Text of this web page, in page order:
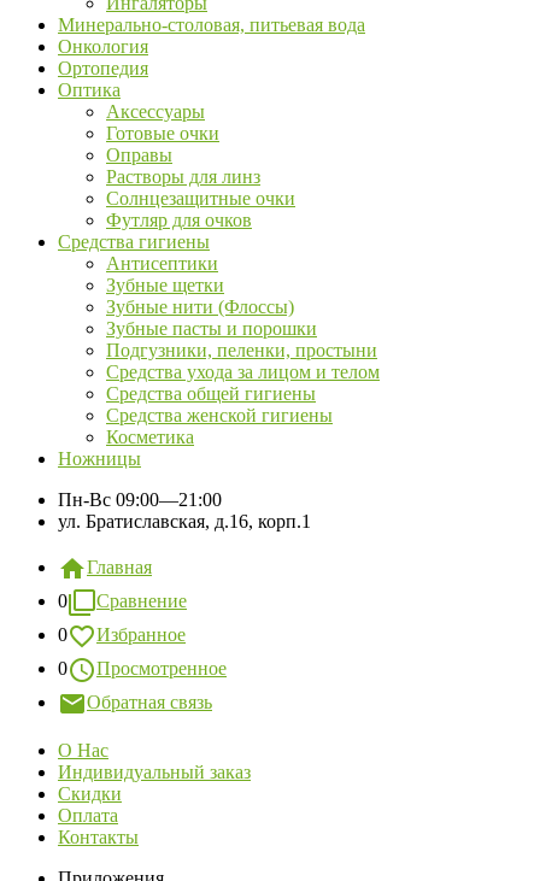
Минерально-столовая, питьевая вода
Онкология
Ортопедия
Оптика
Аксессуары
Готовые очки
Оправы
Растворы для линз
Солнцезащитные очки
Футляр для очков
Средства гигиены
Антисептики
Зубные щетки
Зубные нити (Флоссы)
Зубные пасты и порошки
Подгузники, пеленки, простыни
Средства ухода за лицом и телом
Средства общей гигиены
Средства женской гигиены
Косметика
Ножницы
Пн-Вс 09:00—21:00
ул. Братиславская, д.16, корп.1
Главная
0
Сравнение
0
Избранное
0
Просмотренное
Обратная связь
О Нас
Индивидуальный заказ
Скидки
Оплата
Контакты